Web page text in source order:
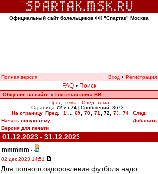
Официальный сайт болельщиков ФК "Спартак" Москва
Полная версия Вход • Регистрация
FAQ • Поиск
Общение на сайте » Гостевая книга ВВ
Пред. тема | След. тема
Страница 72 из 74 [ Сообщений: 3673 ]
На страницу Пред. 1 69 70 71 72 73 74
След.
Начать новую тему
Добавить
Версия для печати
01.12.2023 - 31.12.2023
mmmmm -
02 дек 2023 14:51
Для полного оздоровления футбола надо